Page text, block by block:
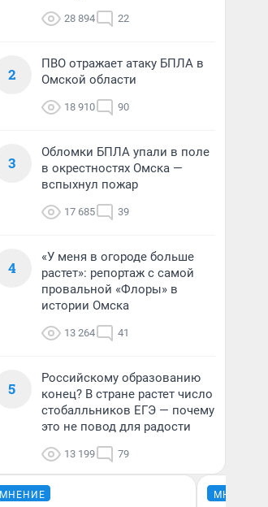
28 894 22
2
ПВО отражает атаку БПЛА в
Омской области
18 910 90
3
Обломки БПЛА упали в поле
в окрестностях Омска —
вспыхнул пожар
17 685 39
4
«У меня в огороде больше
растет»: репортаж с самой
провальной «Флоры» в
истории Омска
13 264 41
5
Российскому образованию
конец? В стране растет число
стобалльников ЕГЭ — почему
это не повод для радости
13 199 79
МНЕНИЕ МНЕНИЕ